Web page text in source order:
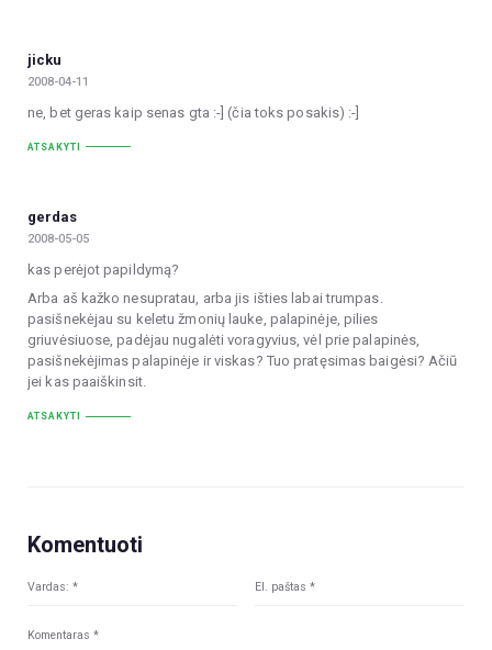
jicku
2008-04-11
ne, bet geras kaip senas gta :-] (čia toks posakis) :-]
ATSAKYTI
gerdas
2008-05-05
kas perėjot papildymą?
Arba aš kažko nesupratau, arba jis išties labai trumpas.
pasišnekėjau su keletu žmonių lauke, palapinėje, pilies
griuvėsiuose, padėjau nugalėti voragyvius, vėl prie palapinės,
pasišnekėjimas palapinėje ir viskas? Tuo pratęsimas baigėsi? Ačiū
jei kas paaiškinsit.
ATSAKYTI
Komentuoti